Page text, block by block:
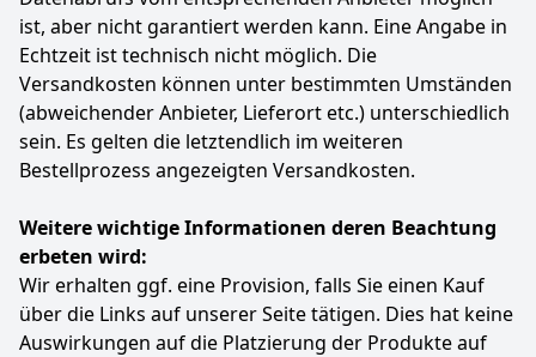
Familienfeiern, Firmenevents oder als Highlight auf
jeder Tapas-Platte – dieser Schinken ist ein
imposanter Blickfang und steht für höchste
kulinarische Tradition.
OPTIMALE SCHUTZVERPACKUNG: Die Keule wird in
einem traditionellen Textilnetz geliefert, das die
Feuchtigkeit reguliert, die Qualität des Fleisches
Ihnen nach Hause garantiert.
Farbe
- Montevalle -
11299 €
ist, aber nicht garantiert werden kann. Eine Angabe in
Echtzeit ist technisch nicht möglich. Die
Versandkosten können unter bestimmten Umständen
(abweichender Anbieter, Lieferort etc.) unterschiedlich
sein. Es gelten die letztendlich im weiteren
Bestellprozess angezeigten Versandkosten.
Weitere wichtige Informationen deren Beachtung
erbeten wird:
Wir erhalten ggf. eine Provision, falls Sie einen Kauf
über die Links auf unserer Seite tätigen. Dies hat keine
Auswirkungen auf die Platzierung der Produkte auf